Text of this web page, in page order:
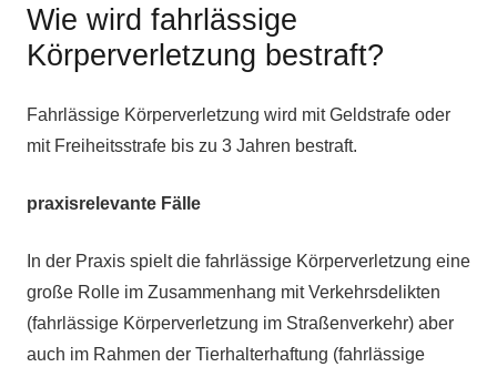
Wie wird fahrlässige
Körperverletzung bestraft?
Fahrlässige Körperverletzung wird mit Geldstrafe oder
mit Freiheitsstrafe bis zu 3 Jahren bestraft.
praxisrelevante Fälle
In der Praxis spielt die fahrlässige Körperverletzung eine
große Rolle im Zusammenhang mit Verkehrsdelikten
(fahrlässige Körperverletzung im Straßenverkehr) aber
auch im Rahmen der Tierhalterhaftung (fahrlässige